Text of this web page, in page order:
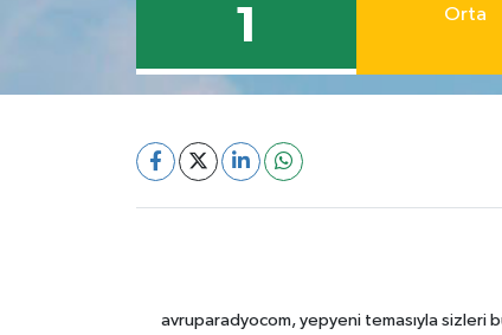
1 Orta
avruparadyocom, yepyeni temasıyla sizleri